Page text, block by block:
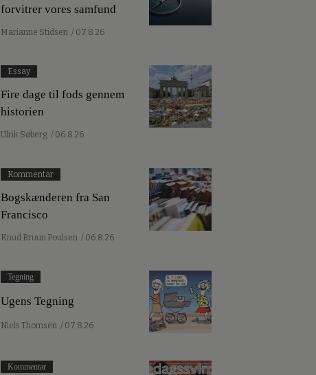
forvitrer vores samfund
Marianne Stidsen / 07.8.26
Essay
Fire dage til fods gennem
historien
Ulrik Søberg / 06.8.26
Kommentar
Bogskænderen fra San
Francisco
Knud Bruun Poulsen / 06.8.26
Tegning
Ugens Tegning
Niels Thomsen / 07.8.26
Kommentar